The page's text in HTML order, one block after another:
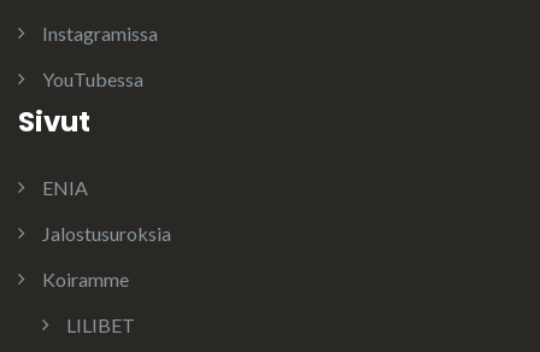
Instagramissa
YouTubessa
Sivut
ENIA
Jalostusuroksia
Koiramme
LILIBET